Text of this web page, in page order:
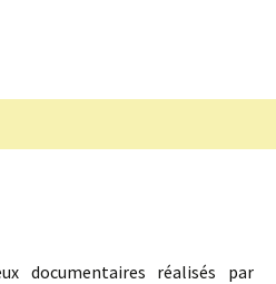
documentaires réalisés par